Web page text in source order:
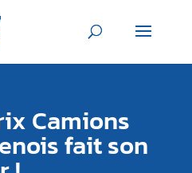
Camions
fait son